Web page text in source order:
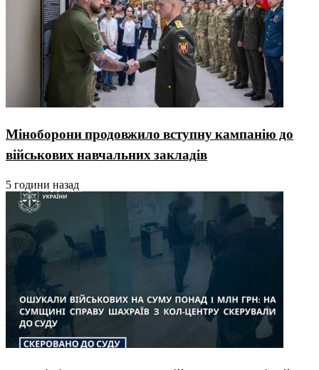
Міноборони продовжило вступну кампанію до
військових навчальних закладів
5 години назад